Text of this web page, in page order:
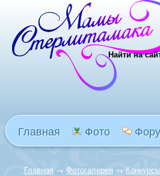
Найти на
Главная Фото
Главная → Фотогалерея → Конкурсы